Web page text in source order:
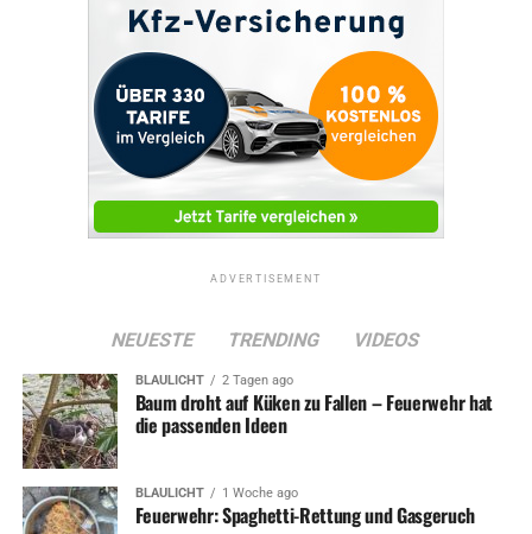
ADVERTISEMENT
NEUESTE TRENDING VIDEOS
BLAULICHT 2 Tagen ago
Baum droht auf Küken zu Fallen – Feuerwehr hat
die passenden Ideen
BLAULICHT 1 Woche ago
Feuerwehr: Spaghetti-Rettung und Gasgeruch